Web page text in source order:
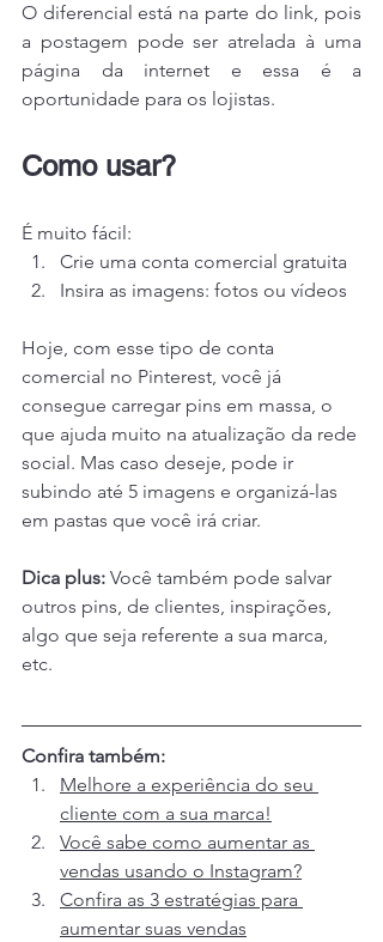
O diferencial está na parte do link, pois
a postagem pode ser atrelada à uma
página da internet e essa é a
oportunidade para os lojistas.
Como usar?
É muito fácil:
Crie uma conta comercial gratuita
Insira as imagens: fotos ou vídeos
Hoje, com esse tipo de conta
comercial no Pinterest, você já
consegue carregar pins em massa, o
que ajuda muito na atualização da rede
social. Mas caso deseje, pode ir
subindo até 5 imagens e organizá-las
em pastas que você irá criar.
Dica plus: Você também pode salvar
outros pins, de clientes, inspirações,
algo que seja referente a sua marca,
etc.
Confira também:
Melhore a experiência do seu
cliente com a sua marca!
Você sabe como aumentar as
vendas usando o Instagram?
Confira as 3 estratégias para
aumentar suas vendas